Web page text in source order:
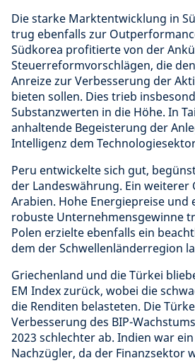
Die starke Marktentwicklung in
trug ebenfalls zur
Südkorea profitierte von der
Steuerreformvorschlägen, die
Anreize zur Verbesserung der
bieten sollen. Dies trieb
Substanzwerten in die Höhe. In
anhaltende Begeisterung der
Intelligenz dem
Peru entwickelte sich gut,
der Landeswährung. Ein weiterer
Arabien. Hohe Energiepreise
robuste Unternehmensgewinne
Polen erzielte ebenfalls ein
dem der Schwellenländerregion
Griechenland und die Türkei
EM Index zurück, wobei die
die Renditen belasteten. Die
Verbesserung des BIP-
2023 schlechter ab. Indien war
Nachzügler, da der Finanzsektor